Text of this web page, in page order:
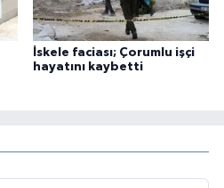
İskele faciası; Çorumlu işçi
hayatını kaybetti